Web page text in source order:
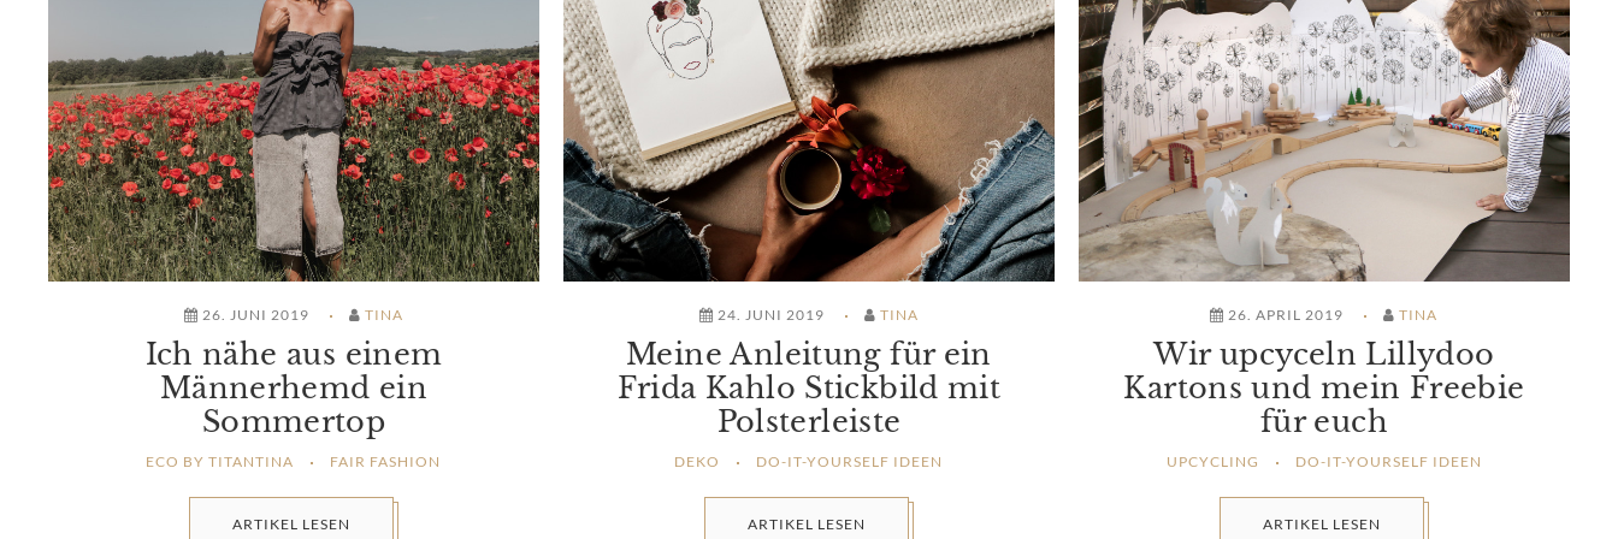
26. JUNI 2019 TINA
Ich nähe aus einem
Männerhemd ein
Sommertop
ECO BY TITANTINA FAIR FASHION
ARTIKEL LESEN
24. JUNI 2019 TINA
Meine Anleitung für ein
Frida Kahlo Stickbild mit
Polsterleiste
DEKO DO-IT-YOURSELF IDEEN
ARTIKEL LESEN
26. APRIL 2019 TINA
Wir upcyceln Lillydoo
Kartons und mein Freebie
für euch
UPCYCLING DO-IT-YOURSELF IDEEN
ARTIKEL LESEN